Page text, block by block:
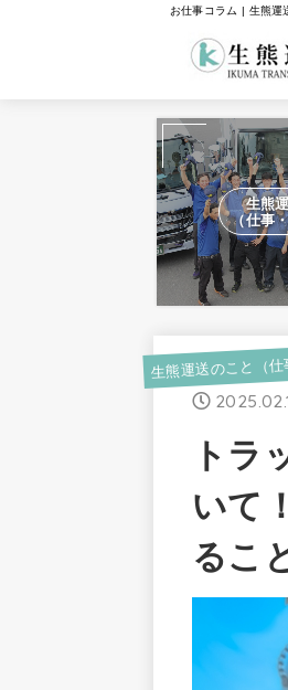
お仕事コラム | 生熊運
生熊
（仕事
生熊運送のこと（仕
トラ
いて
るこ